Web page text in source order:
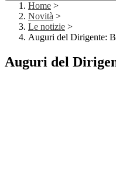
Home >
Novità >
Le notizie >
Auguri del Dirigente:
Auguri del